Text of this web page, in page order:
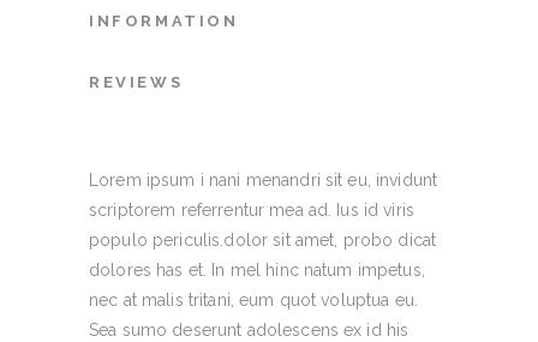
INFORMATION
REVIEWS
Lorem ipsum i nani menandri sit eu, invidunt
scriptorem referrentur mea ad. Ius id viris
populo periculis.dolor sit amet, probo dicat
dolores has et. In mel hinc natum impetus,
nec at malis tritani, eum quot voluptua eu.
Sea sumo deserunt adolescens ex id his